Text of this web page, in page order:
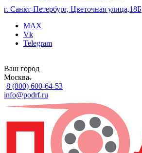
г. Санкт-Петербург, Цветочная улица,18Б
MAX
Vk
Telegram
Ваш город
Москва
8 (800) 600-64-53
info@podrf.ru